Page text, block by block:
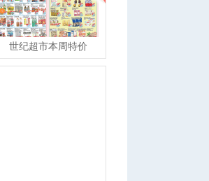
世纪超市本周特价